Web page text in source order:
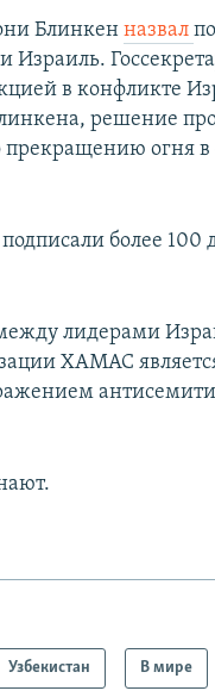
Блинкенназвал
в конфликте
решение
огня в
более 100
лидерами
ХАМАС
Узбекистан В мире